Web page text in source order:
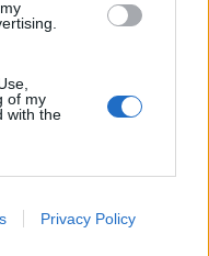
of my
with the
Privacy Policy